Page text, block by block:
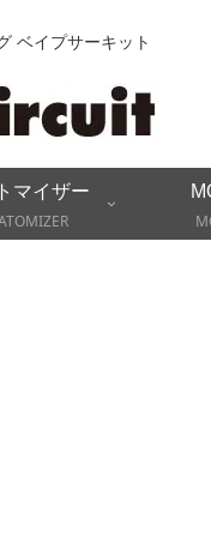
ベイプサーキット
マイザー